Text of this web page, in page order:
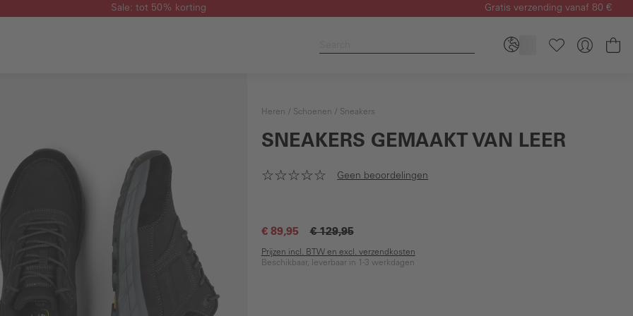
Sale: tot 50% korting Gratis verzending vanaf 80 €
Heren Schoenen Sneakers
SNEAKERS GEMAAKT VAN LEER
Geen beoordelingen
€ 89,95 € 129,95
Prijzen incl. BTW en excl. verzendkosten
Beschikbaar, leverbaar in 1-3 werkdagen